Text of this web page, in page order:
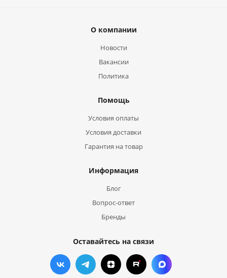
О компании
Новости
Вакансии
Политика
Помощь
Условия оплаты
Условия доставки
Гарантия на товар
Информация
Блог
Вопрос-ответ
Бренды
Оставайтесь на связи